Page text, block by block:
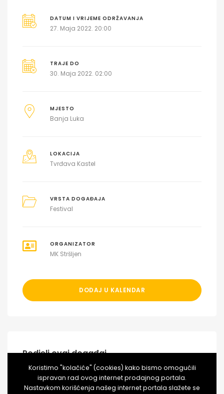
DATUM I VRIJEME ODRŽAVANJA
27. Maja 2022. 20:00
TRAJE DO
30. Maja 2022. 02:00
MJESTO
Banja Luka
LOKACIJA
Tvrđava Kastel
VRSTA DOGAĐAJA
Festival
ORGANIZATOR
MK Stršljen
DODAJ U KALENDAR
Podjeli ovaj događaj
Koristimo "kolačiće" (cookies) kako bismo omogućili
ispravan rad ovog internet prodajnog portala.
Nastavkom korišćenja našeg internet portala slažete se